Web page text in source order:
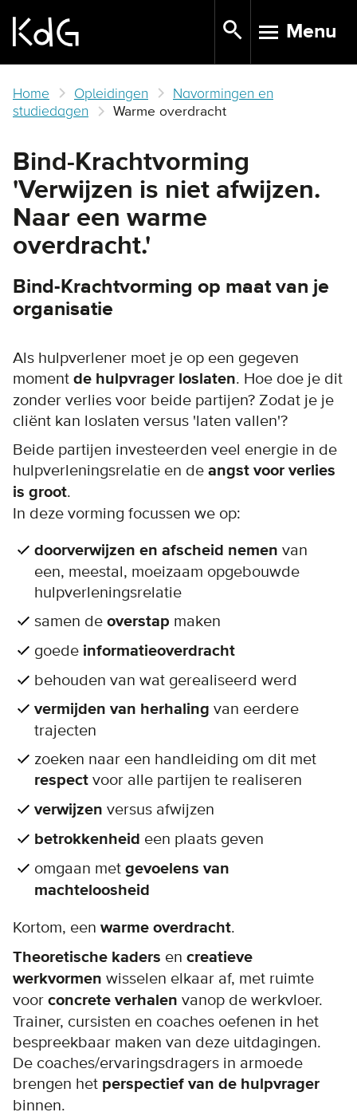
main
TOGGLE
Menu
Home Opleidingen
Navormingen en
studiedagen
Warme overdracht
Bind-Krachtvorming
'Verwijzen is niet afwijzen.
Naar een warme
overdracht.'
Bind-Krachtvorming op maat van je
organisatie
Als hulpverlener moet je op een gegeven
moment de hulpvrager loslaten. Hoe doe je dit
zonder verlies voor beide partijen? Zodat je je
cliënt kan loslaten versus 'laten vallen'?
Beide partijen investeerden veel energie in de
hulpverleningsrelatie en de angst voor verlies
is groot.
In deze vorming focussen we op:
doorverwijzen en afscheid nemen van
een, meestal, moeizaam opgebouwde
hulpverleningsrelatie
samen de overstap maken
goede informatieoverdracht
behouden van wat gerealiseerd werd
vermijden van herhaling van eerdere
trajecten
zoeken naar een handleiding om dit met
respect voor alle partijen te realiseren
verwijzen versus afwijzen
betrokkenheid een plaats geven
omgaan met gevoelens van
machteloosheid
Kortom, een warme overdracht.
Theoretische kaders en creatieve
werkvormen wisselen elkaar af, met ruimte
voor concrete verhalen vanop de werkvloer.
Trainer, cursisten en coaches oefenen in het
bespreekbaar maken van deze uitdagingen.
De coaches/ervaringsdragers in armoede
brengen het perspectief van de hulpvrager
binnen.